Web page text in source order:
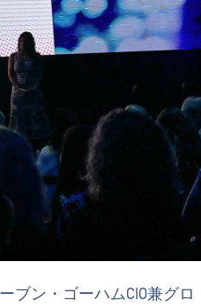
ブン・ゴーハムCIO兼グロ